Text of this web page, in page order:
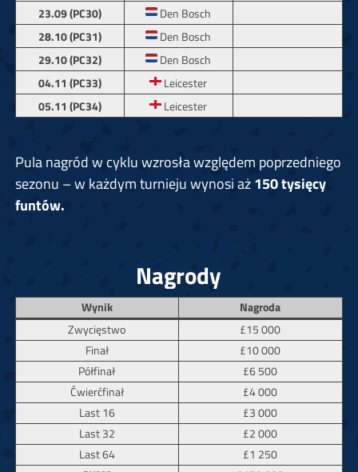
23.09 (PC30)
Den Bosch
28.10 (PC31)
Den Bosch
29.10 (PC32)
Den Bosch
04.11 (PC33)
Leicester
05.11 (PC34)
Leicester
Pula nagród w cyklu wzrosła względem poprzedniego
sezonu – w każdym turnieju wynosi aż150 tysięcy
funtów.
Nagrody
Wynik
Nagroda
Zwycięstwo
£15 000
Finał
£10 000
Półfinał
£6 500
Ćwierćfinał
£4 000
Last 16
£3 000
Last 32
£2 000
Last 64
£1 250